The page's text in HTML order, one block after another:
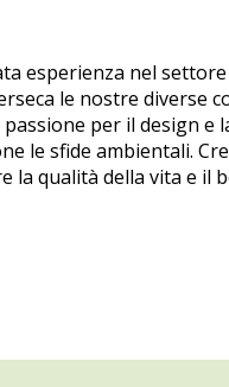
esperienza nel
le nostre
per il design
le sfide ambientali.
qualità della vita e il